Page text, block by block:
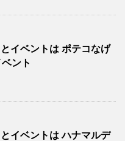
イベントは ポテコなげ
ント
イベントは ハナマルデ